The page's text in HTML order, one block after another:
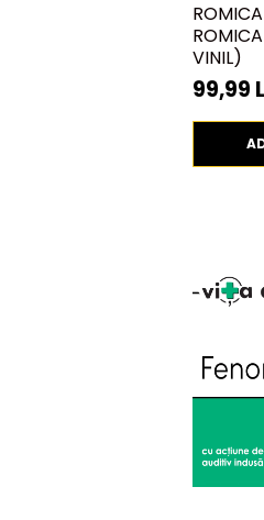
VINIL)
99,99